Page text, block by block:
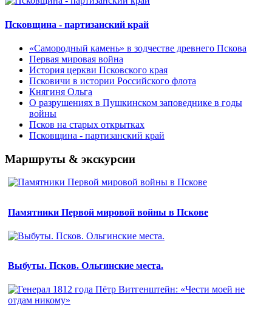
Псковщина - партизанский край
«Самородный камень» в зодчестве древнего Пскова
Первая мировая война
История церкви Псковского края
Псковичи в истории Российского флота
Княгиня Ольга
О разрушениях в Пушкинском заповеднике в годы
войны
Псков на старых открытках
Псковщина - партизанский край
Маршруты & экскурсии
Памятники Первой мировой войны в Пскове
Выбуты. Псков. Ольгинские места.